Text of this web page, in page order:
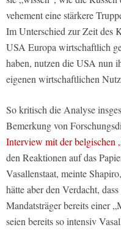
vehement eine stärkere
Im Unterschied zur Zeit des
USA Europa wirtschaftlich
haben, nutzen die USA nun
eigenen wirtschaftlichen
So kritisch die Analyse
Bemerkung von
Interview mit der belgischen
den Reaktionen auf das
Vasallenstaat, meinte
hätte aber den Verdacht,
Mandatsträger bereits einer
seien bereits so intensiv